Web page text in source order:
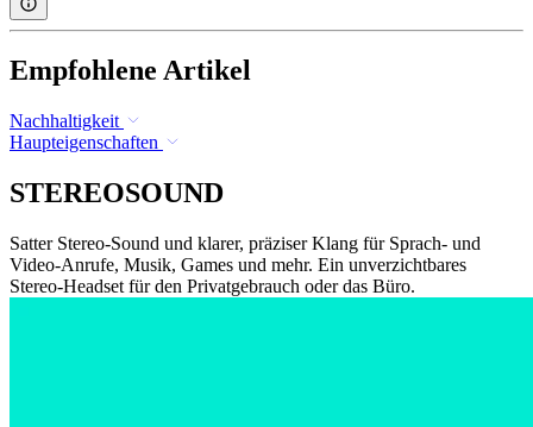
Empfohlene Artikel
Nachhaltigkeit
Haupteigenschaften
STEREOSOUND
Satter Stereo-Sound und klarer, präziser Klang für Sprach- und
Video-Anrufe, Musik, Games und mehr. Ein unverzichtbares
Stereo-Headset für den Privatgebrauch oder das Büro.